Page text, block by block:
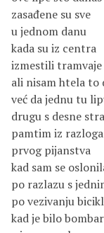
zasađene su sve
u jednom danu
kada su iz centra
izmestili tramvaje
ali nisam htela to
već da jednu tu
drugu s desne
pamtim iz razloga
prvog pijanstva
kad sam se
po razlazu s
po vezivanju
kad je bilo